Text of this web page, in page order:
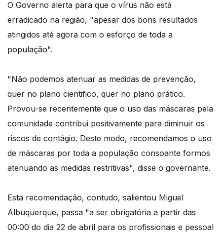
O Governo alerta para que o vírus não está
erradicado na região, "apesar dos bons resultados
atingidos até agora com o esforço de toda a
população".
"Não podemos atenuar as medidas de prevenção,
quer no plano cientifico, quer no plano prático.
Provou-se recentemente que o uso das máscaras pela
comunidade contribui positivamente para diminuir os
riscos de contágio. Deste modo, recomendamos o uso
de máscaras por toda a população consoante formos
atenuando as medidas restritivas", disse o governante.
Esta recomendação, contudo, salientou Miguel
Albuquerque, passa "a ser obrigatória a partir das
00:00 do dia 22 de abril para os profissionais e pessoal